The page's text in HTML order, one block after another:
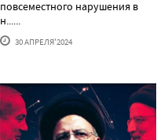
повсеместного нарушения в
н......
30 АПРЕЛЯ'2024